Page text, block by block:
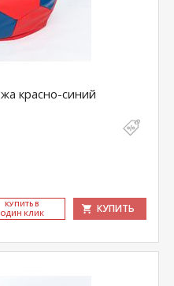
красно-синий
КУ­ПИТЬ В
ОДИН КЛИК
КУПИТЬ